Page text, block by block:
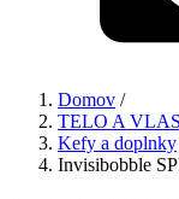
Domov /
TELO A
Kefy a doplnky
Invisibobble